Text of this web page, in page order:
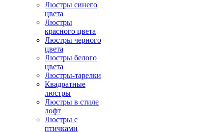
Люстры синего
цвета
Люстры
красного цвета
Люстры черного
цвета
Люстры белого
цвета
Люстры-тарелки
Квадратные
люстры
Люстры в стиле
лофт
Люстры с
птичками